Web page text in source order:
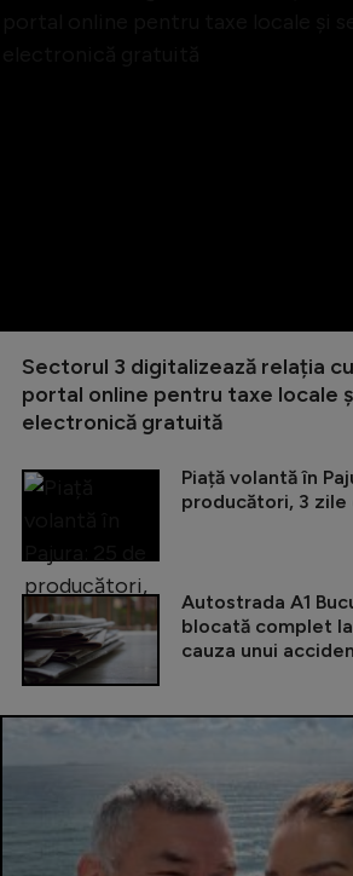
Sectorul 3 digitalizează relația
portal online pentru taxe locale
electronică gratuită
Piață volantă în
producători, 3 zile
Autostrada A1
blocată complet
cauza unui